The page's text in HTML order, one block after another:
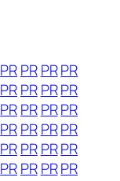
PRPR PRPR
PRPR PRPR
PRPR PRPR
PRPR PRPR
PRPR PRPR
PRPR PRPR